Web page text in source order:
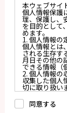
本ウェブサイ
個人情報保護
理、保護し、
を目的として
めます。
1. 個人情報の
個人情報とは
される生存す
月日その他の
できる情報（
2. 個人情報の
収集した個人
切に取り扱い
又は法令によ
に提供しませ
a.応募者等か
同意する